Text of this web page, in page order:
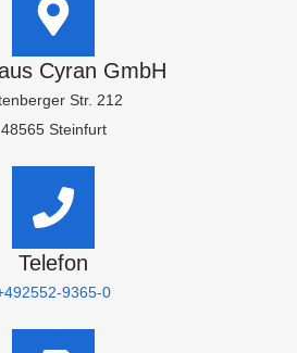
Cyran GmbH
Str. 212
48565 Steinfurt
Telefon
9365-0